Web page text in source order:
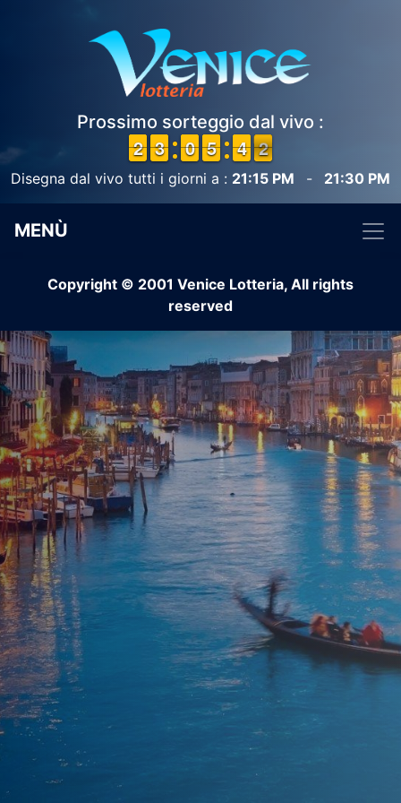
Prossimo sorteggio dal vivo :
1
1
2
2 2
2
3
3 9
9
0
0 4
4
5
5 3
3
4
4 2
2
1
Disegna dal vivo tutti i giorni a : 21:15 PM - 21:30 PM
MENÙ
Copyright © 2001 Venice Lotteria, All rights
reserved